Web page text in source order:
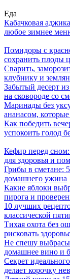
Еда
Кабачковая
любое зимнее
Помидоры с
сохранить плоды
Сварить,
клубнику и
Забытый десерт
на сковороде со
Маринады без
ананасом,
Как победить
успокоить голод
Кефир перед сном:
для здоровья и
Грибы в сметане:
домашнего ужина
Какие яблоки
пирога и
10 лучших
классической
Тихая охота без
рисковать
Не спешу
домашнее вино и
Секрет
делает корочку